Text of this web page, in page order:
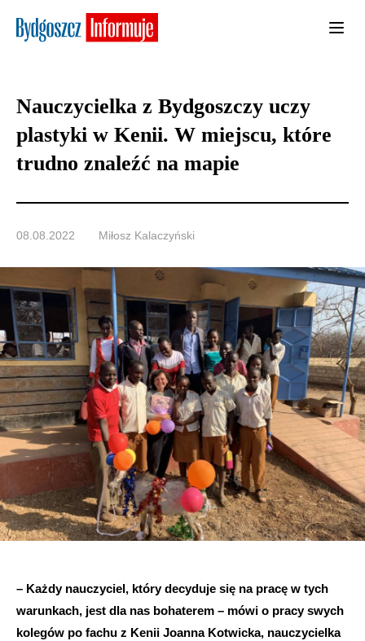
Nauczycielka z Bydgoszczy uczy
plastyki w Kenii. W miejscu, które
trudno znaleźć na mapie
08.08.2022 Miłosz Kalaczyński
– Każdy nauczyciel, który decyduje się na pracę w tych
warunkach, jest dla nas bohaterem – mówi o pracy swych
kolegów po fachu z Kenii Joanna Kotwicka, nauczycielka